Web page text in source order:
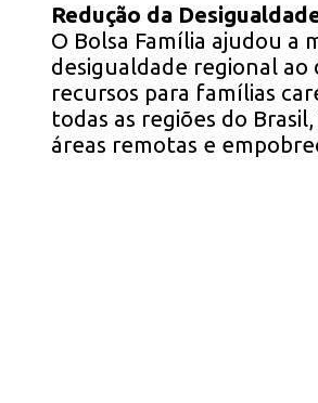
Redução da
O Bolsa Família ajudou a
desigualdade regional ao
recursos para famílias
todas as regiões do
áreas remotas e